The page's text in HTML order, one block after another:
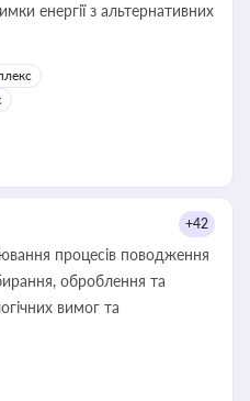
енергії з альтернативних
+42
процесів поводження
оброблення та
вимог та